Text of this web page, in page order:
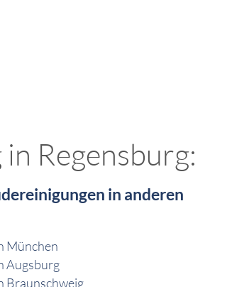
Regensburg:
in anderen
München
Augsburg
Braunschweig